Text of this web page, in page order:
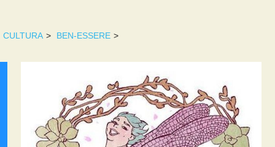
CULTURA > BEN-ESSERE >